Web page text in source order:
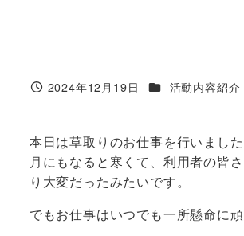
投稿日2024年12月19日 カテゴリー
活動内容紹介
本日は草取りのお仕事を行いまし
月にもなると寒くて、利用者の皆
り大変だったみたいです。
でもお仕事はいつでも一所懸命に頑